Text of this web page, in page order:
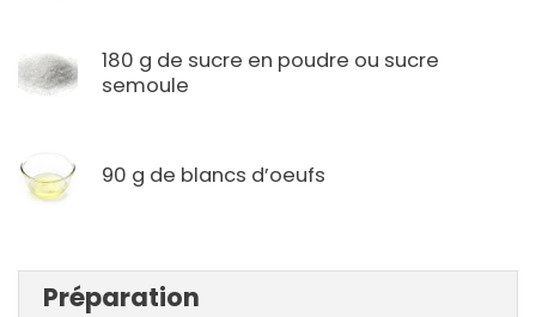
180 g de sucre en poudre ou sucre
semoule
90 g de blancs d’oeufs
Préparation